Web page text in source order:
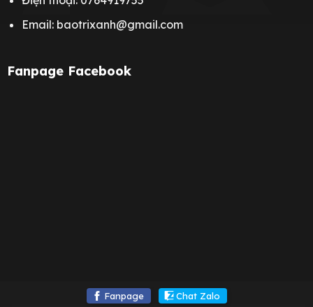
Email: baotrixanh@gmail.com
Fanpage Facebook
Fanpage Chat Zalo